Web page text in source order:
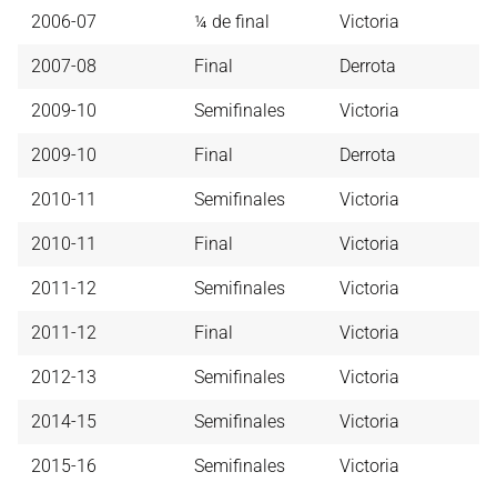
2006-07 ¼ de final Victoria
2007-08 Final Derrota
2009-10 Semifinales Victoria
2009-10 Final Derrota
2010-11 Semifinales Victoria
2010-11 Final Victoria
2011-12 Semifinales Victoria
2011-12 Final Victoria
2012-13 Semifinales Victoria
2014-15 Semifinales Victoria
2015-16 Semifinales Victoria